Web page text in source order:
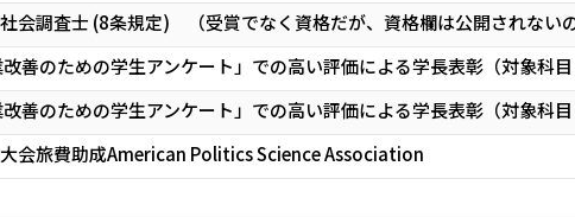
会調査士 (8条規定) （受賞でなく資格だが、資格欄は公開されないの
改善のための学生アンケート」での高い評価による学長表彰（対象科目
改善のための学生アンケート」での高い評価による学長表彰（対象科目
会旅費助成American Politics Science Association